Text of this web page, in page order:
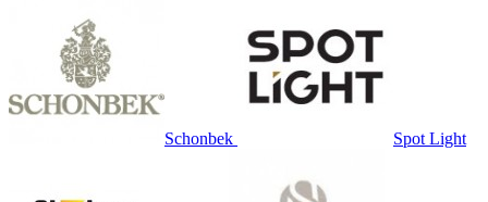
Schonbek Spot Light